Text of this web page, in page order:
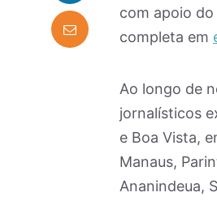
com apoio
completa em
Ao longo de
jornalísticos
e Boa Vista,
Manaus,
Ananindeua,